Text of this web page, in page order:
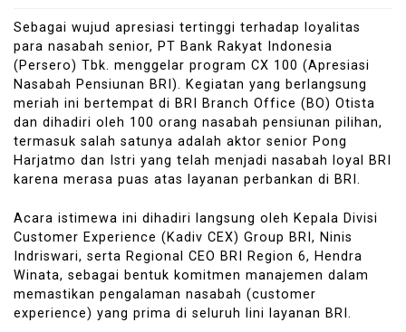
Sebagai wujud apresiasi tertinggi terhadap loyalitas
para nasabah senior, PT Bank Rakyat Indonesia
(Persero) Tbk. menggelar program CX 100 (Apresiasi
Nasabah Pensiunan BRI). Kegiatan yang berlangsung
meriah ini bertempat di BRI Branch Office (BO) Otista
dan dihadiri oleh 100 orang nasabah pensiunan pilihan,
termasuk salah satunya adalah aktor senior Pong
Harjatmo dan Istri yang telah menjadi nasabah loyal BRI
karena merasa puas atas layanan perbankan di BRI.
Acara istimewa ini dihadiri langsung oleh Kepala Divisi
Customer Experience (Kadiv CEX) Group BRI, Ninis
Indriswari, serta Regional CEO BRI Region 6, Hendra
Winata, sebagai bentuk komitmen manajemen dalam
memastikan pengalaman nasabah (customer
experience) yang prima di seluruh lini layanan BRI.